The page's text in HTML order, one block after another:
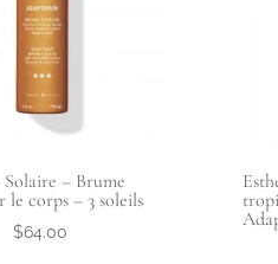
– Brume
le corps – 3 soleils
$64.00